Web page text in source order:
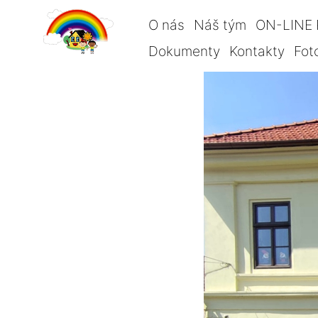
O nás Náš tým
ON-LINE
Dokumenty
Kontakty